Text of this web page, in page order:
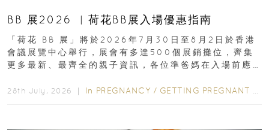
BB 展2026 ︳荷花BB展入場優惠指南
「荷花 BB 展」將於2026年7月30日至8月2日於香港
會議展覽中心舉行，展會有多達500個展銷攤位，齊集
更多最新、最齊全的親子資訊，各位準爸媽在入場前應
28th July, 2026 ｜ In PREGNANCY / GETTING PREGNANT